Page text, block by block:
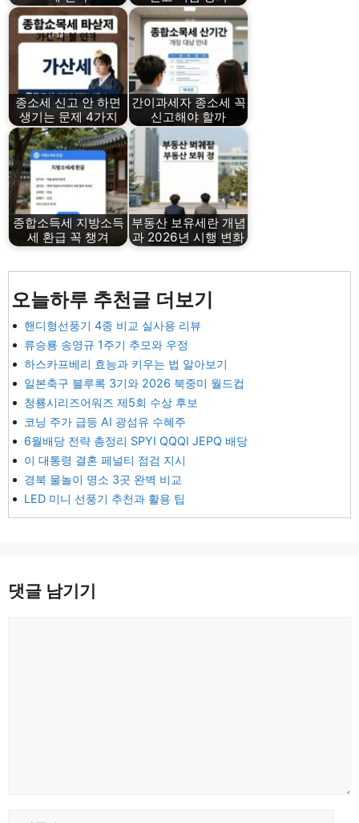
종소세 신고 안 하면
생기는 문제 4가지
간이과세자 종소세 꼭
신고해야 할까
종합소득세 지방소득
세 환급 꼭 챙겨
부동산 보유세란 개념
과 2026년 시행 변화
오늘하루 추천글 더보기
핸디형선풍기 4종 비교 실사용 리뷰
류승룡 송영규 1주기 추모와 우정
하스카프베리 효능과 키우는 법 알아보기
일본축구 블루록 3기와 2026 북중미 월드컵
청룡시리즈어워즈 제5회 수상 후보
코닝 주가 급등 AI 광섬유 수혜주
6월배당 전략 총정리 SPYI QQQI JEPQ 배당
이 대통령 결혼 페널티 점검 지시
경북 물놀이 명소 3곳 완벽 비교
LED 미니 선풍기 추천과 활용 팁
댓글 남기기